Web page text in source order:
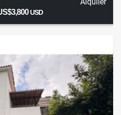
USD